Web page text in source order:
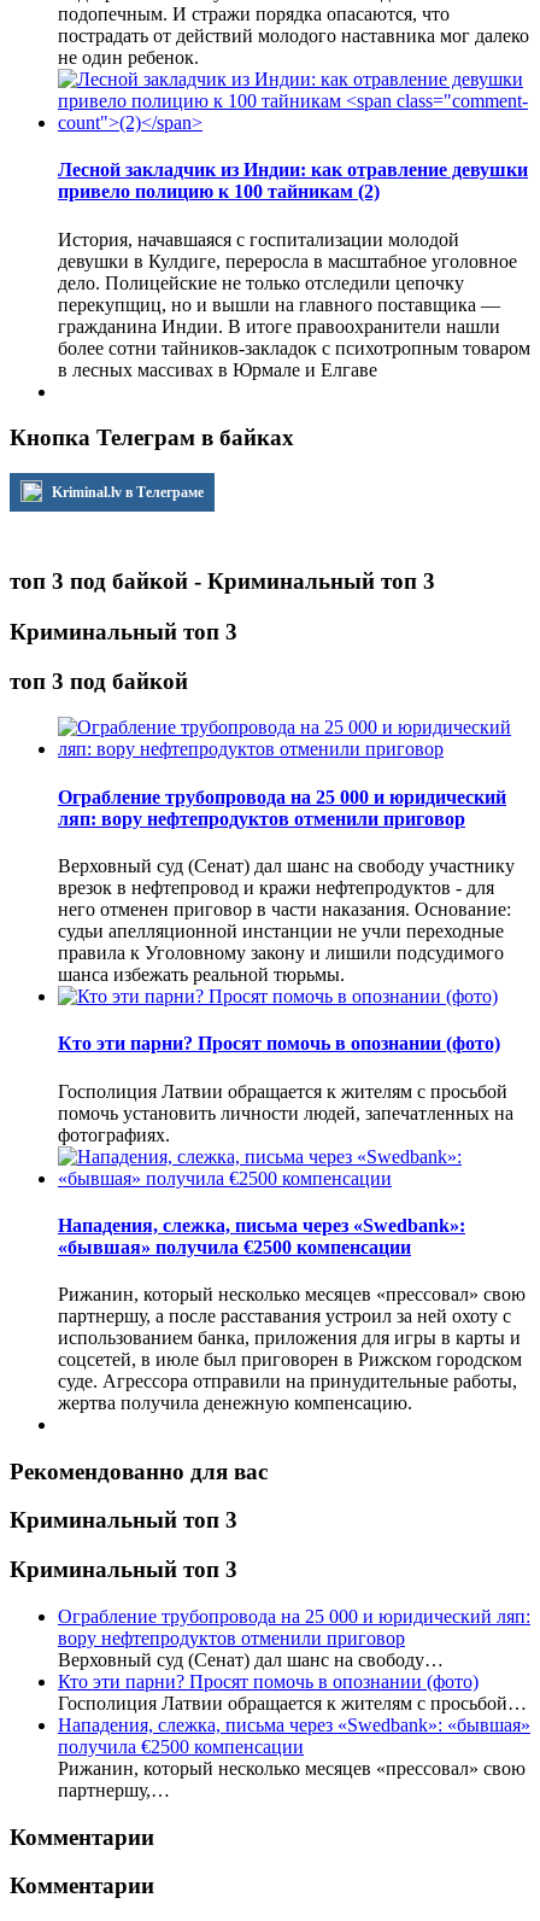
подопечным. И стражи порядка опасаются, что
пострадать от действий молодого наставника мог далеко
не один ребенок.
Лесной закладчик из Индии: как отравление девушки
привело полицию к 100 тайникам (2)
История, начавшаяся с госпитализации молодой
девушки в Кулдиге, переросла в масштабное уголовное
дело. Полицейские не только отследили цепочку
перекупщиц, но и вышли на главного поставщика —
гражданина Индии. В итоге правоохранители нашли
более сотни тайников-закладок с психотропным товаром
в лесных массивах в Юрмале и Елгаве
Кнопка Телеграм в байках
Kriminal.lv в Телеграме
топ 3 под байкой - Криминальный топ 3
Криминальный топ 3
топ 3 под байкой
Ограбление трубопровода на 25 000 и юридический
ляп: вору нефтепродуктов отменили приговор
Верховный суд (Сенат) дал шанс на свободу участнику
врезок в нефтепровод и кражи нефтепродуктов - для
него отменен приговор в части наказания. Основание:
судьи апелляционной инстанции не учли переходные
правила к Уголовному закону и лишили подсудимого
шанса избежать реальной тюрьмы.
Кто эти парни? Просят помочь в опознании (фото)
Госполиция Латвии обращается к жителям с просьбой
помочь установить личности людей, запечатленных на
фотографиях.
Нападения, слежка, письма через «Swedbank»:
«бывшая» получила €2500 компенсации
Рижанин, который несколько месяцев «прессовал» свою
партнершу, а после расставания устроил за ней охоту с
использованием банка, приложения для игры в карты и
соцсетей, в июле был приговорен в Рижском городском
суде. Агрессора отправили на принудительные работы,
жертва получила денежную компенсацию.
Рекомендованно для вас
Криминальный топ 3
Криминальный топ 3
Ограбление трубопровода на 25 000 и юридический ляп:
вору нефтепродуктов отменили приговор
Верховный суд (Сенат) дал шанс на свободу…
Кто эти парни? Просят помочь в опознании (фото)
Госполиция Латвии обращается к жителям с просьбой…
Нападения, слежка, письма через «Swedbank»: «бывшая»
получила €2500 компенсации
Рижанин, который несколько месяцев «прессовал» свою
партнершу,…
Комментарии
Комментарии